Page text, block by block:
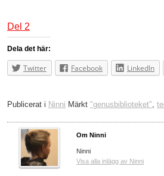
Del 2
Dela det här:
Twitter Facebook LinkedIn
Publicerat i Ninni Märkt "genusbiblioteket"
Om Ninni
Ninni
Visa alla inlägg av Ninni